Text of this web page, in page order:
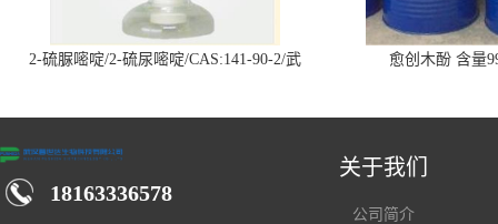
2-硫脲嘧啶/2-硫尿嘧啶/CAS:141-90-2/武
愈创木酚 含量
18163336578
关于我们
公司简介